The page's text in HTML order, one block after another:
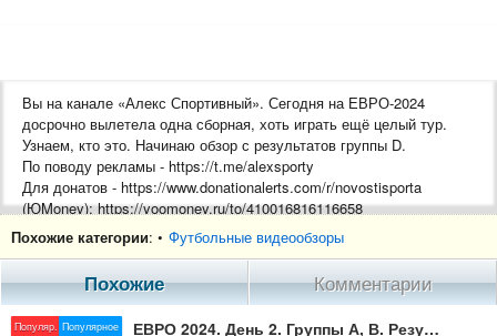
Вы на канале «Алекс Спортивный». Сегодня на ЕВРО-2024
досрочно вылетела одна сборная, хоть играть ещё целый тур.
Узнаем, кто это. Начинаю обзор с результатов группы D.
По поводу рекламы - https://t.me/alexsporty
Для донатов - https://www.donationalerts.com/r/novostisporta
(ЮMoney): https://yoomoney.ru/to/410016816116658
Ищи нас тут:
TikTok - https://www.tiktok.com/@alexsporty
Рутубе - https://rutube.ru/channel/23824550/
Похожие категории: • Футбольные видеообзоры
Похожие Комментарии
Популяр. Популярное ЕВРО 2024. День 2. Группы А, В. Результаты, расписание, таблицы.